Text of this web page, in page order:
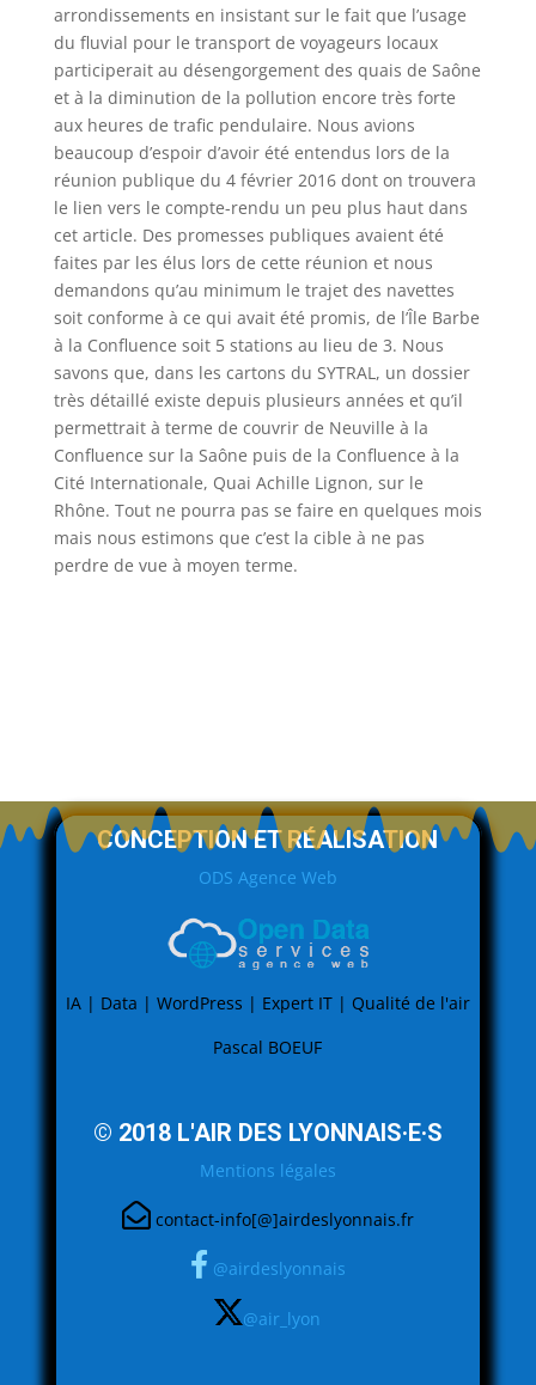
arrondissements en insistant sur le fait que l’usage
du fluvial pour le transport de voyageurs locaux
participerait au désengorgement des quais de Saône
et à la diminution de la pollution encore très forte
aux heures de trafic pendulaire. Nous avions
beaucoup d’espoir d’avoir été entendus lors de la
réunion publique du 4 février 2016 dont on trouvera
le lien vers le compte-rendu un peu plus haut dans
cet article. Des promesses publiques avaient été
faites par les élus lors de cette réunion et nous
demandons qu’au minimum le trajet des navettes
soit conforme à ce qui avait été promis, de l’Île Barbe
à la Confluence soit 5 stations au lieu de 3. Nous
savons que, dans les cartons du SYTRAL, un dossier
très détaillé existe depuis plusieurs années et qu’il
permettrait à terme de couvrir de Neuville à la
Confluence sur la Saône puis de la Confluence à la
Cité Internationale, Quai Achille Lignon, sur le
Rhône. Tout ne pourra pas se faire en quelques mois
mais nous estimons que c’est la cible à ne pas
perdre de vue à moyen terme.
CONCEPTION ET RÉALISATION
ODS Agence Web
IA | Data | WordPress | Expert IT | Qualité de l'air
Pascal BOEUF
© 2018 L'AIR DES LYONNAIS·E·S
Mentions légales
contact-info[@]airdeslyonnais.fr
@airdeslyonnais
@air_lyon